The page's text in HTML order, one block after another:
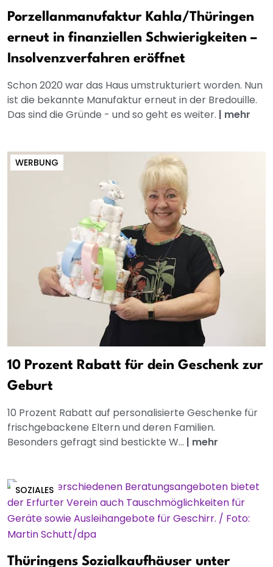
Porzellanmanufaktur Kahla/Thüringen
erneut in finanziellen Schwierigkeiten –
Insolvenzverfahren eröffnet
Schon 2020 war das Haus umstrukturiert worden. Nun
ist die bekannte Manufaktur erneut in der Bredouille.
Das sind die Gründe - und so geht es weiter. | mehr
WERBUNG
10 Prozent Rabatt für dein Geschenk zur
Geburt
10 Prozent Rabatt auf personalisierte Geschenke für
frischgebackene Eltern und deren Familien.
Besonders gefragt sind bestickte W... | mehr
SOZIALES
Thüringens Sozialkaufhäuser unter